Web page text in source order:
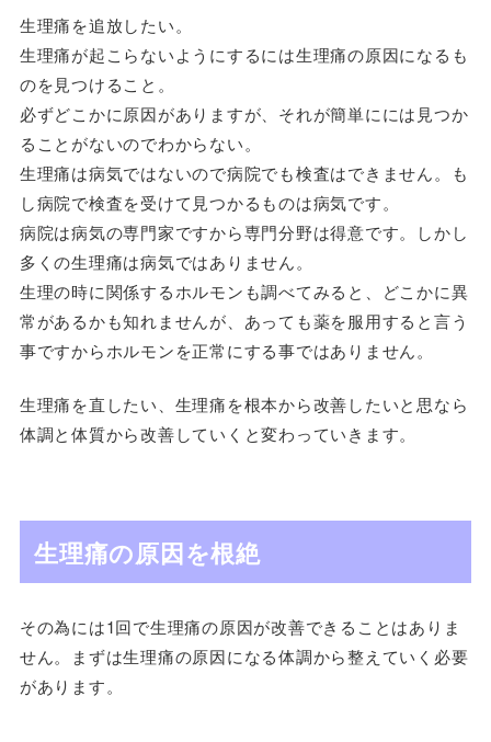
生理痛を追放したい。
生理痛が起こらないようにするには生理痛の原因になるも
のを見つけること。
必ずどこかに原因がありますが、それが簡単にには見つか
ることがないのでわからない。
生理痛は病気ではないので病院でも検査はできません。も
し病院で検査を受けて見つかるものは病気です。
病院は病気の専門家ですから専門分野は得意です。しかし
多くの生理痛は病気ではありません。
生理の時に関係するホルモンも調べてみると、どこかに異
常があるかも知れませんが、あっても薬を服用すると言う
事ですからホルモンを正常にする事ではありません。
生理痛を直したい、生理痛を根本から改善したいと思なら
体調と体質から改善していくと変わっていきます。
生理痛の原因を根絶
その為には1回で生理痛の原因が改善できることはありま
せん。まずは生理痛の原因になる体調から整えていく必要
があります。